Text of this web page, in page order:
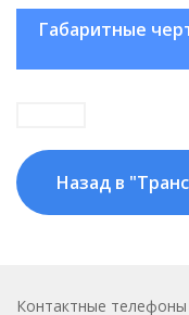
Габаритные
Назад в
Контактные телефоны